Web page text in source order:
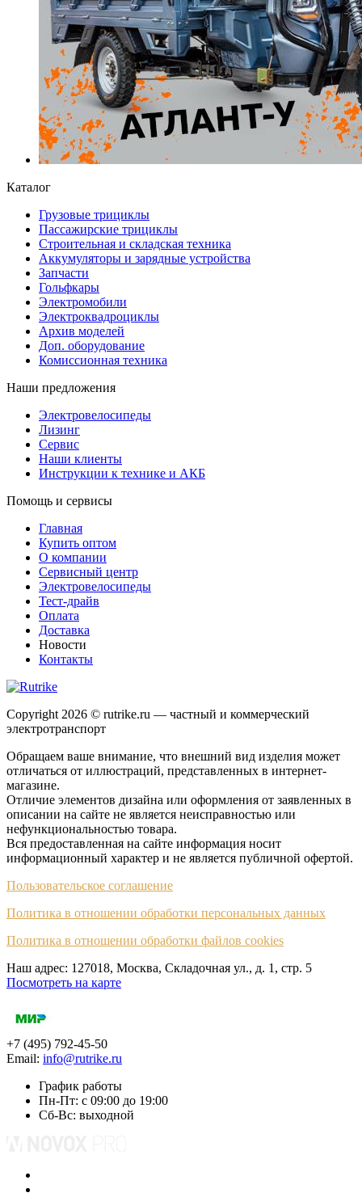
Каталог
Грузовые трициклы
Пассажирские трициклы
Строительная и складская техника
Аккумуляторы и зарядные устройства
Запчасти
Гольфкары
Электромобили
Электроквадроциклы
Архив моделей
Доп. оборудование
Комиссионная техника
Наши предложения
Электровелосипеды
Лизинг
Сервис
Наши клиенты
Инструкции к технике и АКБ
Помощь и сервисы
Главная
Купить оптом
О компании
Сервисный центр
Электровелосипеды
Тест-драйв
Оплата
Доставка
Новости
Контакты
Copyright 2026 © rutrike.ru — частный и коммерческий
электротранспорт
Обращаем ваше внимание, что внешний вид изделия может
отличаться от иллюстраций, представленных в интернет-
магазине.
Отличие элементов дизайна или оформления от заявленных в
описании на сайте не является неисправностью или
нефункциональностью товара.
Вся предоставленная на сайте информация носит
информационный характер и не является публичной офертой.
Пользовательское соглашение
Политика в отношении обработки персональных данных
Политика в отношении обработки файлов cookies
Наш адрес: 127018, Москва, Складочная ул., д. 1, cтр. 5
Посмотреть на карте
+7 (495) 792-45-50
Email: info@rutrike.ru
График работы
Пн-Пт: с 09:00 до 19:00
Сб-Вс: выходной